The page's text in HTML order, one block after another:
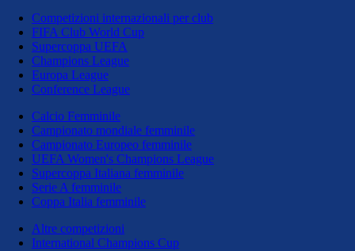
Competizioni internazionali per club
FIFA Club World Cup
Supercoppa UEFA
Champions League
Europa League
Conference League
Calcio Femminile
Campionato mondiale femminile
Campionato Europeo femminile
UEFA Women's Champions League
Supercoppa Italiana femminile
Serie A femminile
Coppa Italia femminile
Altre competizioni
International Champions Cup